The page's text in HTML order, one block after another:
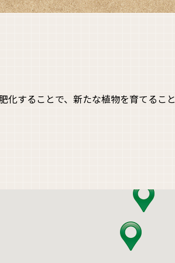
化することで、新たな植物を育てるこ